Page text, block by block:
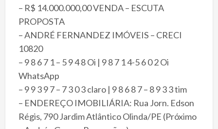
– R$ 14.000.000,00 VENDA – ESCUTA
PROPOSTA
– ANDRÉ FERNANDEZ IMÓVEIS – CRECI
10820
– 9 8 6 7 1 – 5 9 4 8 Oi | 9 8 7 1 4-5 6 0 2 Oi
WhatsApp
– 9 9 3 9 7 – 7 3 0 3 claro | 9 8 6 8 7 – 8 9 3 3 tim
– ENDEREÇO IMOBILIÁRIA: Rua Jorn. Edson
Régis, 790 Jardim Atlântico Olinda/PE (Próximo